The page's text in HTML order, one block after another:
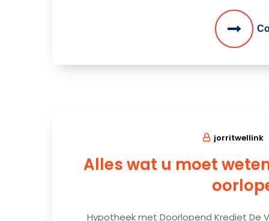
jorritwellink
Alles wat u moet
Hypotheek met Doorlopend Krediet De